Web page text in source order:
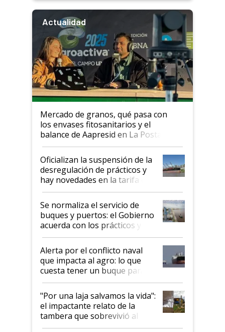
Actualidad
Mercado de granos, qué pasa con
los envases fitosanitarios y el
balance de Aapresid en La Posta
Oficializan la suspensión de la
desregulación de prácticos y
hay novedades en la tarifa de
la hidrovía
Se normaliza el servicio de
buques y puertos: el Gobierno
acuerda con los prácticos y
suspende el decreto de
desregulación
Alerta por el conflicto naval
que impacta al agro: lo que
cuesta tener un buque parado
y el peligro de que Argentina
pase a ser "país sucio"
"Por una laja salvamos la vida":
el impactante relato de la
tambera que sobrevivió al
tornado